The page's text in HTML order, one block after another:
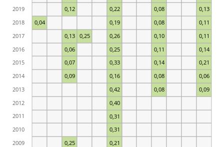
0,25 0,21
0,31
0,31
0,40
0,42 0,08 0,09
0,09 0,16 0,08 0,06
0,07 0,33 0,14 0,21
0,06 0,25 0,11 0,14
0,13 0,25 0,26 0,10 0,11
0,04 0,19 0,08 0,11
0,12 0,22 0,08 0,13
2009
2010
2011
2012
2013
2014
2015
2016
2017
2018
2019